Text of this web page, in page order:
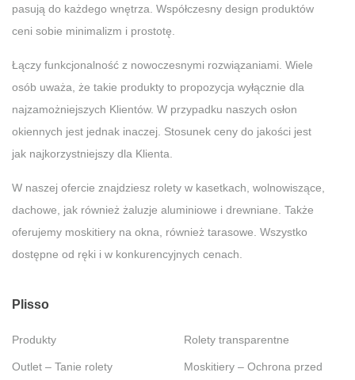
pasują do każdego wnętrza. Współczesny design produktów
ceni sobie minimalizm i prostotę.
Łączy funkcjonalność z nowoczesnymi rozwiązaniami. Wiele
osób uważa, że takie produkty to propozycja wyłącznie dla
najzamożniejszych Klientów. W przypadku naszych osłon
okiennych jest jednak inaczej. Stosunek ceny do jakości jest
jak najkorzystniejszy dla Klienta.
W naszej ofercie znajdziesz rolety w kasetkach, wolnowiszące,
dachowe, jak również żaluzje aluminiowe i drewniane. Także
oferujemy moskitiery na okna, również tarasowe. Wszystko
dostępne od ręki i w konkurencyjnych cenach.
Plisso
Produkty
Outlet – Tanie rolety
Rolety transparentne
Moskitiery – Ochrona przed